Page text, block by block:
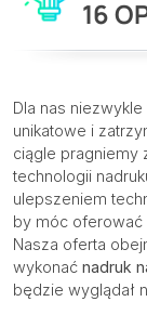
16
Dla nas
unikatowe i
ciągle pragniemy
technologii
ulepszeniem
by móc oferować
Nasza oferta
wykonać nadruk
będzie wyglądał